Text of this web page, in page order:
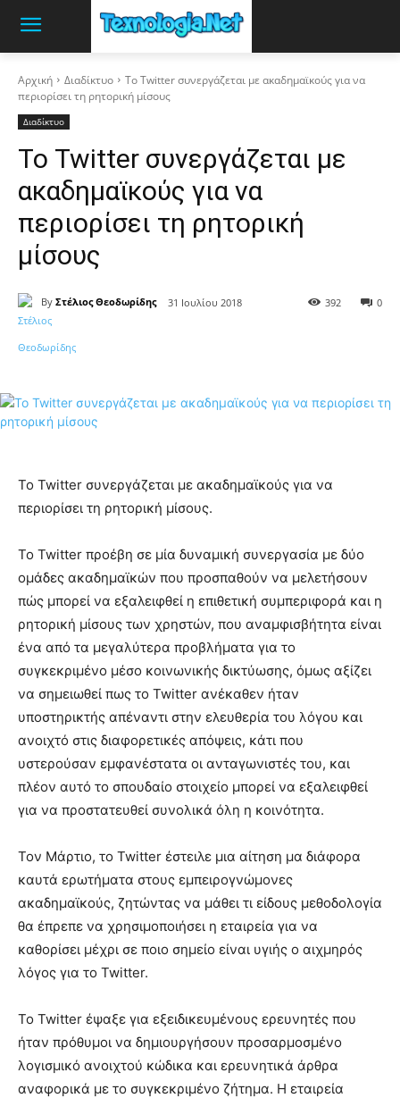
Αρχική Διαδίκτυο
Το Twitter συνεργάζεται με ακαδημαϊκούς για να
περιορίσει τη ρητορική μίσους
Διαδίκτυο
Το Twitter συνεργάζεται με
ακαδημαϊκούς για να
περιορίσει τη ρητορική
μίσους
By Στέλιος Θεοδωρίδης 31 Ιουλίου 2018 0
392
Το Twitter συνεργάζεται με ακαδημαϊκούς για να
περιορίσει τη ρητορική μίσους.
Το Twitter προέβη σε μία δυναμική συνεργασία με δύο
ομάδες ακαδημαϊκών που προσπαθούν να μελετήσουν
πώς μπορεί να εξαλειφθεί η επιθετική συμπεριφορά και η
ρητορική μίσους των χρηστών, που αναμφισβήτητα είναι
ένα από τα μεγαλύτερα προβλήματα για το
συγκεκριμένο μέσο κοινωνικής δικτύωσης, όμως αξίζει
να σημειωθεί πως το Twitter ανέκαθεν ήταν
υποστηρικτής απέναντι στην ελευθερία του λόγου και
ανοιχτό στις διαφορετικές απόψεις, κάτι που
υστερούσαν εμφανέστατα οι ανταγωνιστές του, και
πλέον αυτό το σπουδαίο στοιχείο μπορεί να εξαλειφθεί
για να προστατευθεί συνολικά όλη η κοινότητα.
Τον Μάρτιο, το Twitter έστειλε μια αίτηση μα διάφορα
καυτά ερωτήματα στους εμπειρογνώμονες
ακαδημαϊκούς, ζητώντας να μάθει τι είδους μεθοδολογία
θα έπρεπε να χρησιμοποιήσει η εταιρεία για να
καθορίσει μέχρι σε ποιο σημείο είναι υγιής ο αιχμηρός
λόγος για το Twitter.
Το Twitter έψαξε για εξειδικευμένους ερευνητές που
ήταν πρόθυμοι να δημιουργήσουν προσαρμοσμένο
λογισμικό ανοιχτού κώδικα και ερευνητικά άρθρα
αναφορικά με το συγκεκριμένο ζήτημα. Η εταιρεία